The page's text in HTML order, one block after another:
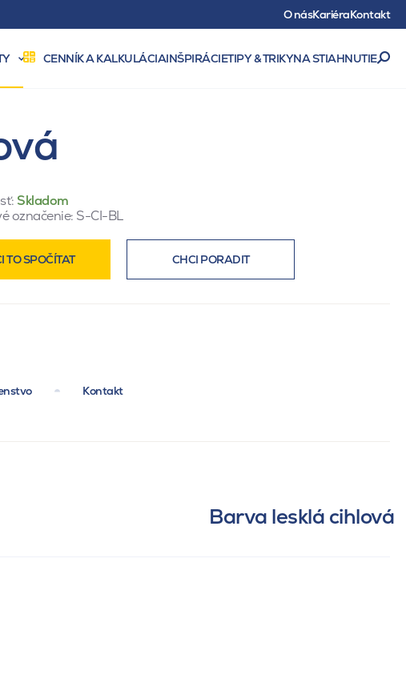
O násKariéraKontakt
CENNÍK A KALKULÁCIAINŠPIRÁCIETIPY & TRIKYNA STIAHNUTIE
Skladom
označenie: S-CI-BL
TO SPOČÍTAT CHCI PORADIT
Kontakt
Barva lesklá cihlová